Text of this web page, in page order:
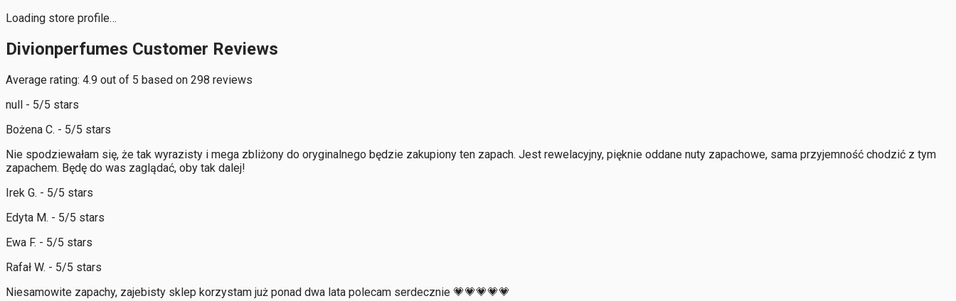
Loading store profile…
Divionperfumes Customer Reviews
Average rating: 4.9 out of 5 based on 298 reviews
null - 5/5 stars
Bożena C. - 5/5 stars
Nie spodziewałam się, że tak wyrazisty i mega zbliżony do oryginalnego będzie zakupiony ten zapach. Jest rewelacyjny, pięknie oddane nuty zapachowe, sama przyjemność chodzić z tym
zapachem. Będę do was zaglądać, oby tak dalej!
Irek G. - 5/5 stars
Edyta M. - 5/5 stars
Ewa F. - 5/5 stars
Rafał W. - 5/5 stars
Niesamowite zapachy, zajebisty sklep korzystam już ponad dwa lata polecam serdecznie 💗💗💗💗💗